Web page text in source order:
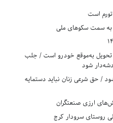
است
به سمت سکوهای ملی
تحویل به‌موقع خودرو است / جلب
شود
/ حق شرعی زنان نباید دستمایه
ارزی صنعتگران